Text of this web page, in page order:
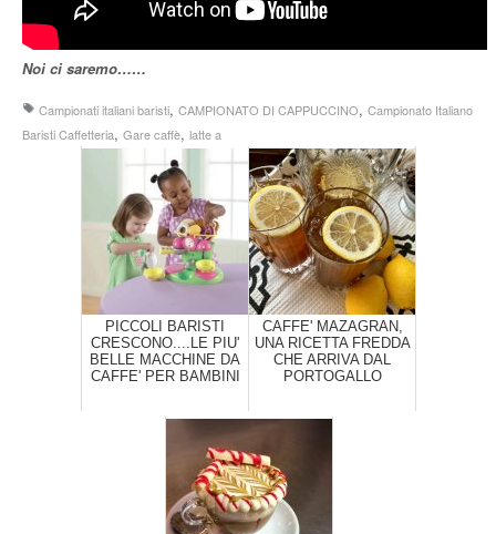
Noi ci saremo……
Campionati italiani baristi, CAMPIONATO DI CAPPUCCINO, Campionato Italiano
Baristi Caffetteria, Gare caffè, latte a
PICCOLI BARISTI
CRESCONO....LE PIU'
BELLE MACCHINE DA
CAFFE' PER BAMBINI
CAFFE' MAZAGRAN,
UNA RICETTA FREDDA
CHE ARRIVA DAL
PORTOGALLO